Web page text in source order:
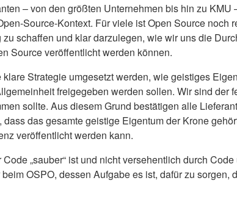
– von den größten Unternehmen bis hin zu KMU
Source-Kontext. Für viele ist Open Source noch
schaffen und klar darzulegen, wie wir uns die
Source veröffentlicht werden können.
Strategie umgesetzt werden, wie geistiges
freigegeben werden sollen. Wir sind der
sollte. Aus diesem Grund bestätigen alle
das gesamte geistige Eigentum der Krone
veröffentlicht werden kann.
„sauber“ ist und nicht versehentlich durch
OSPO, dessen Aufgabe es ist, dafür zu sorgen,